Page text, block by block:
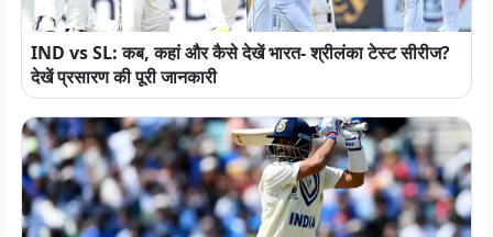
IND vs SL: कब, कहां और कैसे देखें भारत- श्रीलंका टेस्ट सीरीज?
देखें प्रसारण की पूरी जानकारी